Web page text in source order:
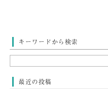
キーワードから検索
最近の投稿